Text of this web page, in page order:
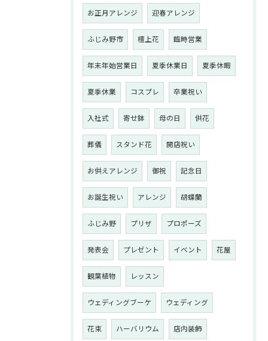
お正月アレンジ 迎春アレンジ
ふじみ野市 檀上花 臨時営業
年末年始営業日 夏季休業日 夏季休暇
夏季休業 コスプレ 卒業祝い
入社式 寄せ鉢 母の日 供花
葬儀 スタンド花 開店祝い
お供えアレンジ 御祝 記念日
お誕生祝い アレンジ 胡蝶蘭
ふじみ野 プリザ プロポーズ
発表会 プレゼント イベント 花屋
観葉植物 レッスン
ウェディングブーケ ウェディング
花束 ハーバリウム 店内装飾